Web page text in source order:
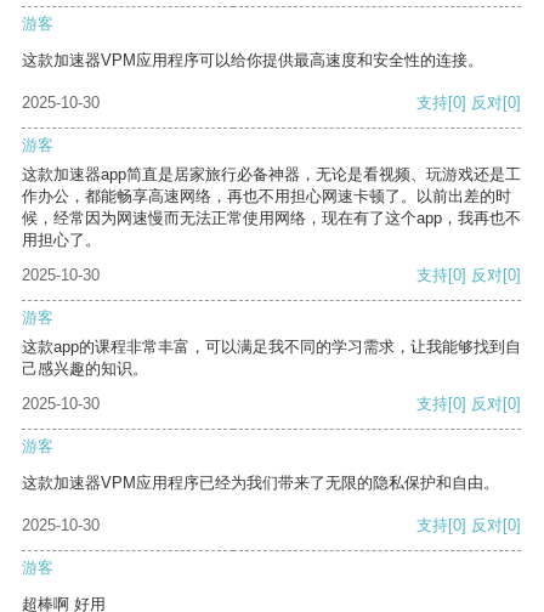
游客
这款加速器VPM应用程序可以给你提供最高速度和安全性的连接。
2025-10-30 支持[0] 反对[0]
游客
这款加速器app简直是居家旅行必备神器，无论是看视频、玩游戏还是工
作办公，都能畅享高速网络，再也不用担心网速卡顿了。以前出差的时
候，经常因为网速慢而无法正常使用网络，现在有了这个app，我再也不
用担心了。
2025-10-30
支持[0] 反对[0]
游客
这款app的课程非常丰富，可以满足我不同的学习需求，让我能够找到自
己感兴趣的知识。
2025-10-30
支持[0] 反对[0]
游客
这款加速器VPM应用程序已经为我们带来了无限的隐私保护和自由。
2025-10-30 支持[0] 反对[0]
游客
超棒啊 好用